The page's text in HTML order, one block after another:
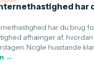
har
har du brug
afhænger af,
Nogle husstande
→